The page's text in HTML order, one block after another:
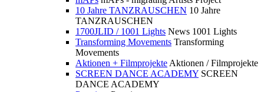
10 Jahre TANZRAUSCHEN 10 Jahre
TANZRAUSCHEN
1700JLID / 1001 Lights News 1001 Lights
Transforming Movements Transforming
Movements
Aktionen + Filmprojekte Aktionen / Filmprojekte
SCREEN DANCE ACADEMY SCREEN
DANCE ACADEMY